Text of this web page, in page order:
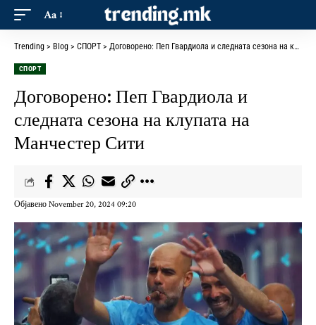
Aa
Trending > Blog > СПОРТ > Договорено: Пеп Гвардиола и следната сезона на клупата на Манчестер Сити
СПОРТ
Договорено: Пеп Гвардиола и
следната сезона на клупата на
Манчестер Сити
Објавено November 20, 2024 09:20